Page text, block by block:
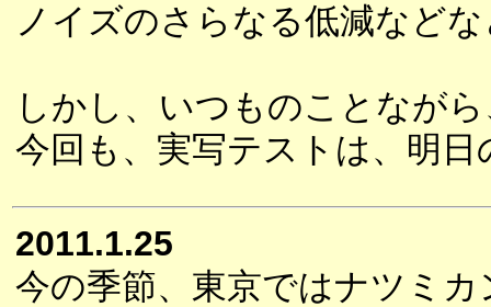
ノイズのさらなる低減など
しかし、いつものことなが
今回も、実写テストは、明
2011.1.25
今の季節、東京ではナツミ